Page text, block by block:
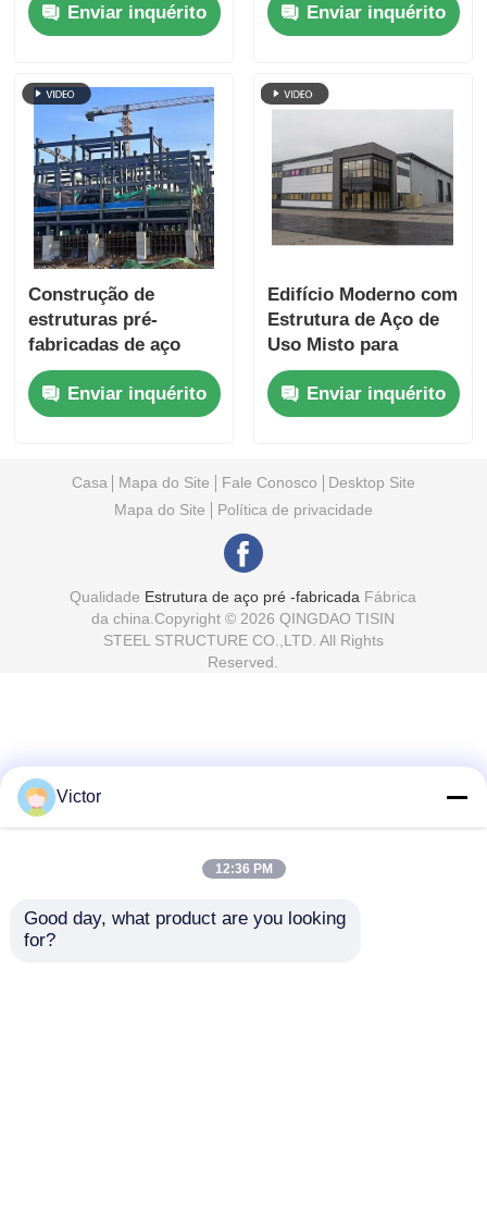
oficina, design
personalizado
Enviar inquérito
aço misto de
concreto
Enviar inquérito
Construção de
estruturas pré-
fabricadas de aço
para estrutura de
portal comercial
Enviar inquérito
Edifício Moderno com
Estrutura de Aço de
Uso Misto para
Escritórios e Oficinas
com Painel Sandwich
Enviar inquérito
Casa Mapa do Site Fale Conosco
Desktop Site
Mapa do Site
Política de privacidade
Qualidade Estrutura de aço pré -fabricada Fábrica
da china.Copyright © 2026 QINGDAO TISIN
STEEL STRUCTURE CO.,LTD. All Rights
Reserved.
Victor
12:36 PM
Good day, what product are you looking
for?